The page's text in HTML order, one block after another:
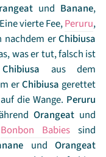
und Banane,
vierte Fee,Peruru,
nachdem erChibiusa
was er tut, falsch ist
Chibiusa aus dem
erChibiusa gerettet
die Wange. Peruru
Orangeat und
Bonbon Babies sind
undOrangeat